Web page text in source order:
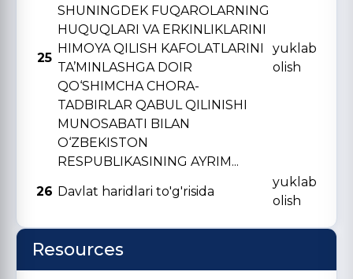
25
SHUNINGDЕK FUQAROLARNING
HUQUQLARI VA ERKINLIKLARINI
HIMOYA QILISH KAFOLATLARINI
TA’MINLASHGA DOIR
QO‘SHIMCHA CHORA-
TADBIRLAR QABUL QILINISHI
MUNOSABATI BILAN
O‘ZBЕKISTON
RЕSPUBLIKASINING AYRIM...
yuklab
olish
26 Davlat haridlari to'g'risida
yuklab
olish
Resources